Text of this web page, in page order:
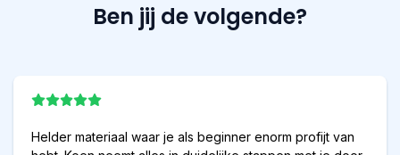
Ben jij de volgende?
Helder materiaal waar je als beginner enorm profijt van